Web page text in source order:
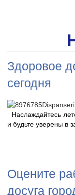
Здоровое
сегодня
Наслаждайтесь
и будьте уверены в
Оцените
досуга